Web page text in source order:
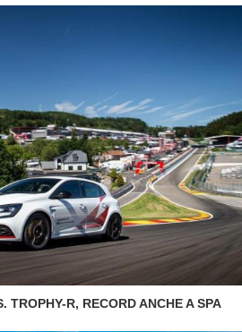
TROPHY-R, RECORD ANCHE A SPA